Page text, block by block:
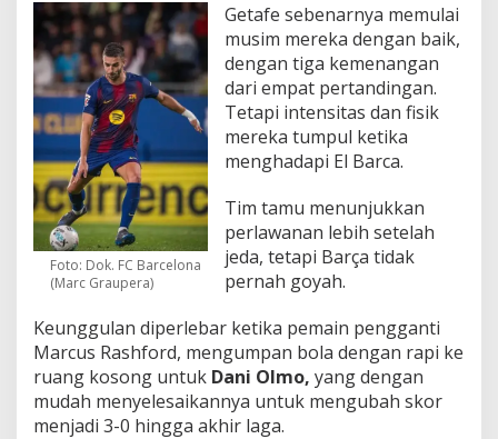
Foto: Dok. FC Barcelona
(Marc Graupera)
Getafe sebenarnya memulai
musim mereka dengan baik,
dengan tiga kemenangan
dari empat pertandingan.
Tetapi intensitas dan fisik
mereka tumpul ketika
menghadapi El Barca.
Tim tamu menunjukkan
perlawanan lebih setelah
jeda, tetapi Barça tidak
pernah goyah.
Keunggulan diperlebar ketika pemain pengganti
Marcus Rashford, mengumpan bola dengan rapi ke
ruang kosong untuk Dani Olmo, yang dengan
mudah menyelesaikannya untuk mengubah skor
menjadi 3-0 hingga akhir laga.